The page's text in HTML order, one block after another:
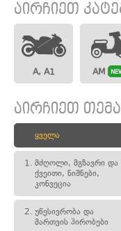
აირჩიეთ
A, A1 AM
აირჩიეთ
ყველა
1. მძღოლი, მგზავრი და
ქვეითი, ნიშნები,
კონვეცია
2. უწესივრობა და
მართვის პირობები